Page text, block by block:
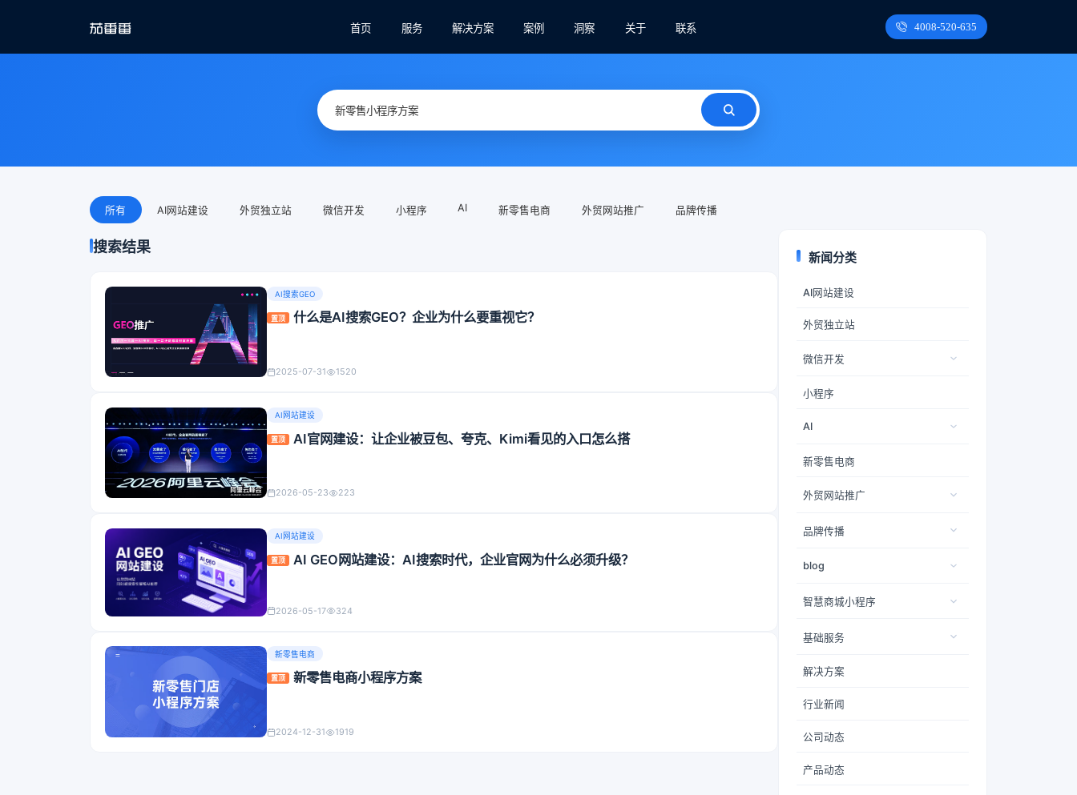
首页 服务 解决方案 案例 洞察 关于 联系 4008-520-635
所有 AI网站建设 外贸独立站 微信开发 小程序 AI 新零售电商 外贸网站推广 品牌传播
搜索结果
AI搜索GEO
置顶 什么是AI搜索GEO？企业为什么要重视它？
2025-07-31 1520
AI网站建设
置顶 AI官网建设：让企业被豆包、夸克、Kimi看见的入口怎么搭
2026-05-23 223
AI网站建设
置顶 AI GEO网站建设：AI搜索时代，企业官网为什么必须升级？
2026-05-17 324
新零售电商
置顶 新零售电商小程序方案
2024-12-31 1919
新闻分类
AI网站建设
外贸独立站
微信开发
小程序
AI
新零售电商
外贸网站推广
品牌传播
blog
智慧商城小程序
基础服务
解决方案
行业新闻
公司动态
产品动态